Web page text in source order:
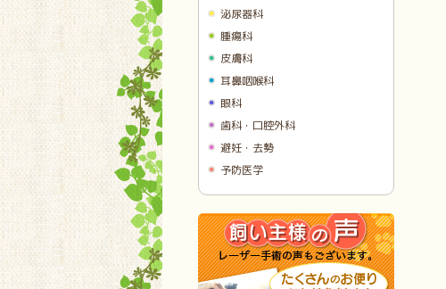
泌尿器科
腫瘍科
皮膚科
耳鼻咽喉科
眼科
歯科・口腔外科
避妊・去勢
予防医学